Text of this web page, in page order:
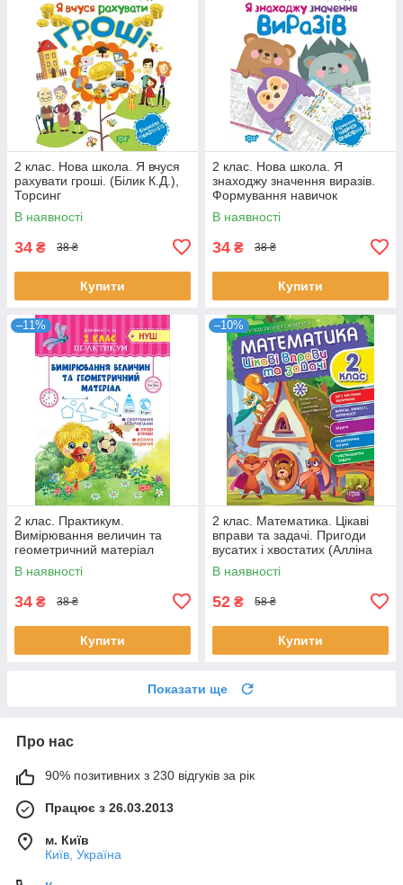
2 клас. Нова школа. Я вчуся
рахувати гроші. (Білик К.Д.),
Торсинг
В наявності
34 ₴ 38 ₴
Купити
2 клас. Нова школа. Я
знаходжу значення виразів.
Формування навичок
обчислення. (Шевченко К.М.),
Торсинг
В наявності
34 ₴ 38 ₴
Купити
–11%
2 клас. Практикум.
Вимірювання величин та
геометричний матеріал
(Шевченко К.М.), Торсинг
В наявності
34 ₴ 38 ₴
Купити
–10%
2 клас. Математика. Цікаві
вправи та задачі. Пригоди
вусатих і хвостатих (Алліна
О.Г.), Торсінг
В наявності
52 ₴ 58 ₴
Купити
Показати ще
Про нас
90% позитивних з 230 відгуків за рік
Працює з 26.03.2013
м. Київ
Київ, Україна